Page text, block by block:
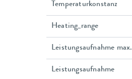
Temperaturkonstanz
Heating_range
Leistungsaufnahme max.
Leistungsaufnahme